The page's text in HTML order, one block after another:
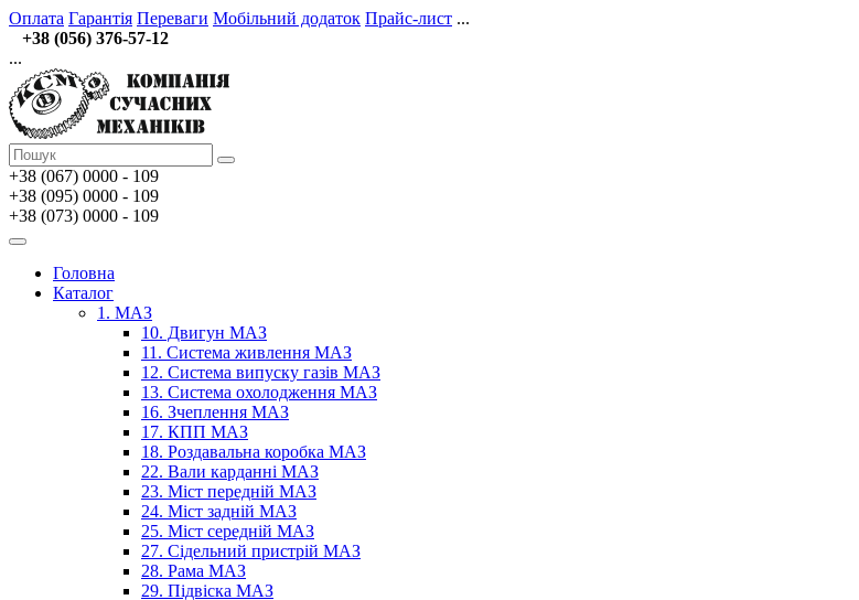
Оплата Гарантія Переваги Мобільний додаток Прайс-лист ...
+38 (056) 376-57-12
...
+38 (067) 0000 - 109
+38 (095) 0000 - 109
+38 (073) 0000 - 109
Головна
Каталог
1. МАЗ
10. Двигун МАЗ
11. Система живлення МАЗ
12. Система випуску газів МАЗ
13. Система охолодження МАЗ
16. Зчеплення МАЗ
17. КПП МАЗ
18. Роздавальна коробка МАЗ
22. Вали карданні МАЗ
23. Міст передній МАЗ
24. Міст задній МАЗ
25. Міст середній МАЗ
27. Сідельний пристрій МАЗ
28. Рама МАЗ
29. Підвіска МАЗ